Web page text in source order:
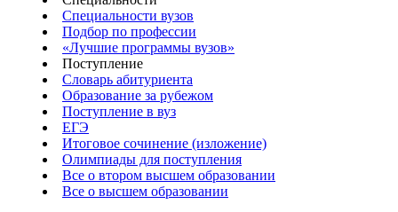
Специальности вузов
Подбор по профессии
«Лучшие программы вузов»
Поступление
Словарь абитуриента
Образование за рубежом
Поступление в вуз
ЕГЭ
Итоговое сочинение (изложение)
Олимпиады для поступления
Все о втором высшем образовании
Все о высшем образовании